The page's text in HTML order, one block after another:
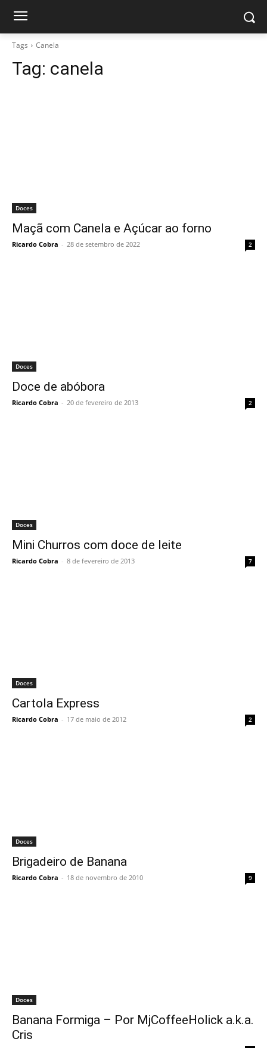
Tags Canela
Tag: canela
Doces
Maçã com Canela e Açúcar ao forno
Ricardo Cobra - 28 de setembro de 2022 2
Doces
Doce de abóbora
Ricardo Cobra - 20 de fevereiro de 2013 2
Doces
Mini Churros com doce de leite
Ricardo Cobra - 8 de fevereiro de 2013 7
Doces
Cartola Express
Ricardo Cobra - 17 de maio de 2012 2
Doces
Brigadeiro de Banana
Ricardo Cobra - 18 de novembro de 2010 9
Doces
Banana Formiga – Por MjCoffeeHolick a.k.a.
Cris